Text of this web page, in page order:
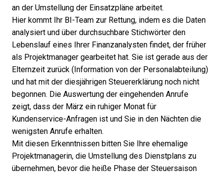
an der Umstellung der Einsatzpläne arbeitet.
Hier kommt Ihr BI-Team zur Rettung, indem es die Daten
analysiert und über durchsuchbare Stichwörter den
Lebenslauf eines Ihrer Finanzanalysten findet, der früher
als Projektmanager gearbeitet hat. Sie ist gerade aus der
Elternzeit zurück (Information von der Personalabteilung)
und hat mit der diesjährigen Steuererklärung noch nicht
begonnen. Die Auswertung der eingehenden Anrufe
zeigt, dass der März ein ruhiger Monat für
Kundenservice-Anfragen ist und Sie in den Nächten die
wenigsten Anrufe erhalten.
Mit diesen Erkenntnissen bitten Sie Ihre ehemalige
Projektmanagerin, die Umstellung des Dienstplans zu
übernehmen, bevor die heiße Phase der Steuersaison